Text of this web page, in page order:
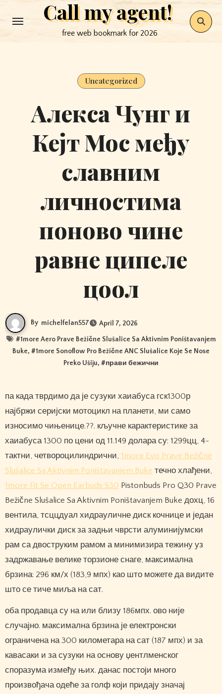
to
Call my agent!
free web bookmark for 2026
Uncategorized
Алекса Чунг и
Кејт Мос међу
славним
личностима
поново чине
равне ципеле
цоол
By michelfelan557 April 7, 2026
#1more Aero Prave Bežične Slušalice Sa Aktivnim Poništavanjem
Buke, #1more Sonoflow Pro Bežične ANC Slušalice Koje Se Nose
Preko Ušiju, #прави бежични
па када тврдимо да је сузуки хаиабуса гск1300р
најбржи серијски мотоцикл на планети, ми само
износимо чињенице.??. кључне карактеристике за
хаиабуса 1300 по цени од 11.149 долара су: 1299цц, 4-
тактни, четвороцилиндрични, 1more Evo Prave Bežične
Slušalice Sa Aktivnim Poništavanjem Buke течно хлађени,
1more Fit Se Open Earbuds S30 Pistonbuds Pro Q30 Prave
Bežične Slušalice Sa Aktivnim Poništavanjem Buke дохц, 16
вентила, тсццдуал хидрауличне диск кочнице и један
хидраулички диск за задњи чврсти алуминијумски
рам са двоструким рамом а минимизира тежину уз
задржавање велике торзионе снаге, максимална
брзина: 296 км/х (183,9 мпх) као што можете да видите
што се тиче миља на сат.
оба продавца су на или близу 186мпх. ово није
случајно. максимална брзина је електронски
ограничена на 300 километара на сат (187 мпх) и за
кавасаки и за сузуки на основу џентлменског
споразума између њих. данас постоји много
произвођача одеће за голф који придају значај